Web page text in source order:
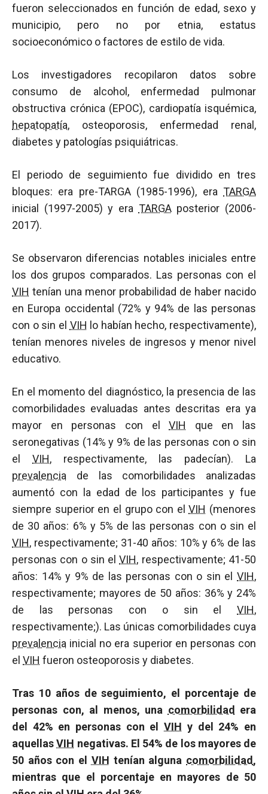
fueron seleccionados en función de edad, sexo y
municipio, pero no por etnia, estatus
socioeconómico o factores de estilo de vida.
Los investigadores recopilaron datos sobre
consumo de alcohol, enfermedad pulmonar
obstructiva crónica (EPOC), cardiopatía isquémica,
hepatopatía, osteoporosis, enfermedad renal,
diabetes y patologías psiquiátricas.
El periodo de seguimiento fue dividido en tres
bloques: era pre-TARGA (1985-1996), era TARGA
inicial (1997-2005) y era TARGAposterior (2006-
2017).
Se observaron diferencias notables iniciales entre
los dos grupos comparados. Las personas con el
VIH tenían una menor probabilidad de haber nacido
en Europa occidental (72% y 94% de las personas
con o sin el VIH lo habían hecho, respectivamente),
tenían menores niveles de ingresos y menor nivel
educativo.
En el momento del diagnóstico, la presencia de las
comorbilidades evaluadas antes descritas era ya
mayor en personas con elVIH
que en las
seronegativas (14% y 9% de las personas con o sin
el VIH, respectivamente, las padecían). La
prevalencia de las comorbilidades analizadas
aumentó con la edad de los participantes y fue
siempre superior en el grupo con elVIH (menores
de 30 años: 6% y 5% de las personas con o sin el
VIH, respectivamente; 31-40 años: 10% y 6% de las
personas con o sin elVIH, respectivamente; 41-50
años: 14% y 9% de las personas con o sin el VIH,
respectivamente; mayores de 50 años: 36% y 24%
de las personas con o sin el VIH,
respectivamente;). Las únicas comorbilidades cuya
prevalencia inicial no era superior en personas con
el VIH fueron osteoporosis y diabetes.
Tras 10 años de seguimiento, el porcentaje de
personas con, al menos, una comorbilidad
era
del 42% en personas con elVIH y del 24% en
aquellasVIH negativas. El 54% de los mayores de
50 años con el VIH tenían alguna comorbilidad ,
mientras que el porcentaje en mayores de 50